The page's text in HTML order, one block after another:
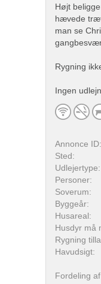
Højt
hævede
man se
Rygning
Ingen
Annonce
Sted:
Udlejertype:
Personer:
Soverum:
Byggeår:
Husareal:
Husdyr må
Rygning
Havudsigt:
Fordeling